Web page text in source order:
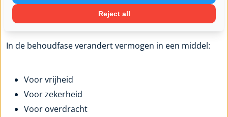
In de opbouwfase fungeert vermogen vaak als
scorebord. Groei is meetbaar, zichtbaar, motiverend.
In de behoudfase verandert vermogen in een middel:
Voor vrijheid
Voor zekerheid
Voor overdracht
Reject all